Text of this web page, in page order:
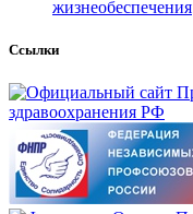
жизнеобеспечения
Ссылки